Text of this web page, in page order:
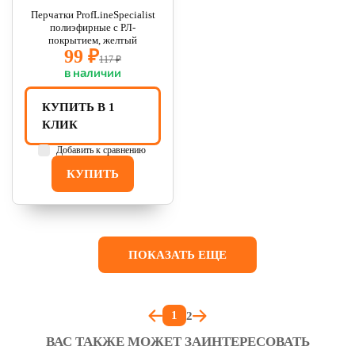
Перчатки ProfLineSpecialist
полиэфирные с РЛ-
покрытием, желтый
99 ₽117 ₽
в наличии
КУПИТЬ
КУПИТЬ В 1
КЛИК
Добавить к сравнению
ПОКАЗАТЬ ЕЩЕ
1 2
ВАС ТАКЖЕ МОЖЕТ ЗАИНТЕРЕСОВАТЬ